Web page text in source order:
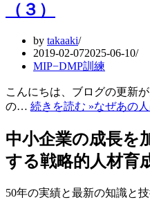
（３）
by takaaki
2019-02-072025-06-10
MIP−DMP訓練
こんにちは、ブログの更新
の… 続きを読む »なぜあの
中小企業の成長を
する戦略的人材育
50年の実績と最新の知識と